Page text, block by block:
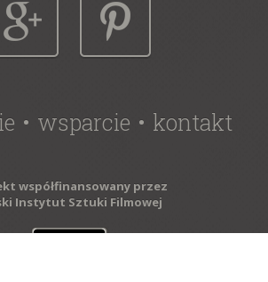
wsparcie kontakt
współfinansowany przez